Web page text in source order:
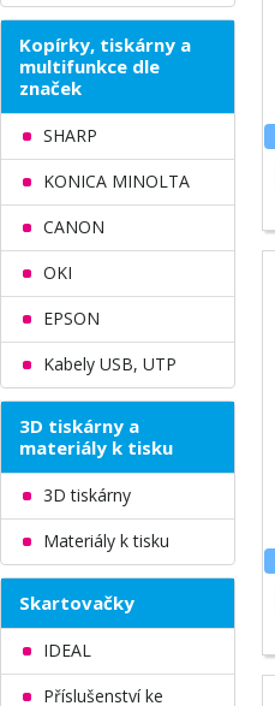
Kopírky, tiskárny a
multifunkce dle
značek
SHARP
KONICA MINOLTA
CANON
OKI
EPSON
Kabely USB, UTP
3D tiskárny a
materiály k tisku
3D tiskárny
Materiály k tisku
Skartovačky
IDEAL
Příslušenství ke